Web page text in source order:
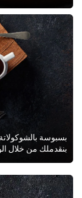
بسبوسة بالشوكولاتة